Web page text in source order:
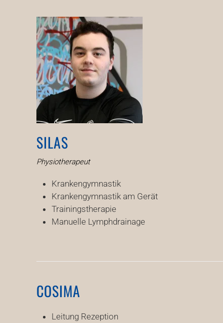
SILAS
Physiotherapeut
Krankengymnastik
Krankengymnastik am Gerät
Trainingstherapie
Manuelle Lymphdrainage
COSIMA
Leitung Rezeption